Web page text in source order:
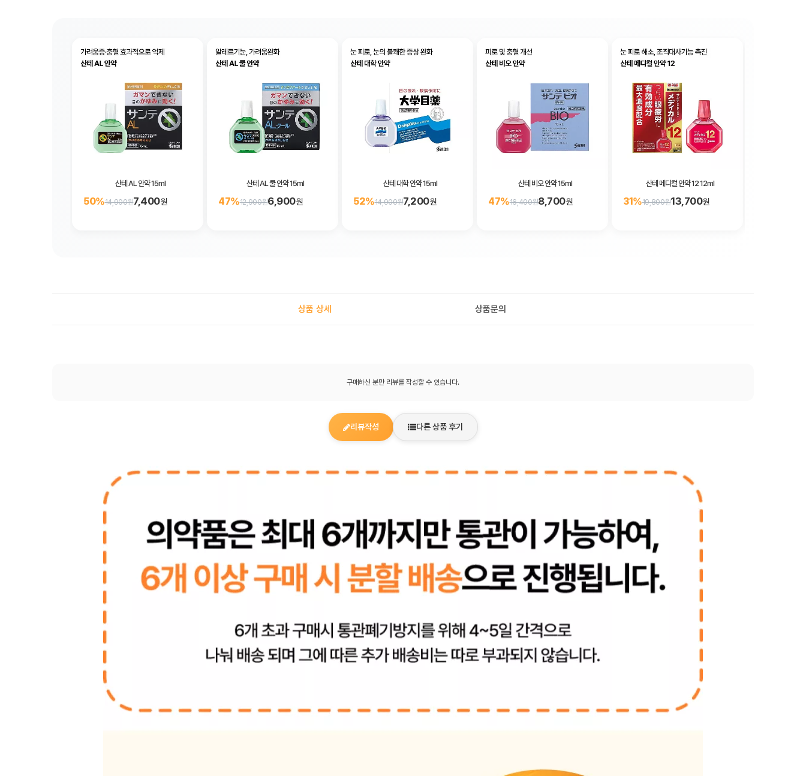
산테 AL 안약 15ml
50%14,900원7,400원
산테 AL 쿨 안약 15ml
47%12,900원6,900원
산테 대학 안약 15ml
52%14,900원7,200원
산테 비오 안약 15ml
47%16,400원8,700원
산테 메디컬 안약 12 12ml
31%19,800원13,700원
상품 상세 상품문의
구매하신 분만 리뷰를 작성할 수 있습니다.
리뷰작성 다른 상품 후기